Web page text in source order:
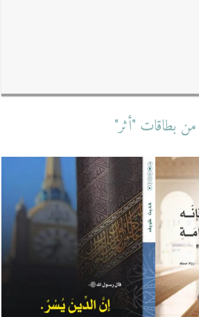
من بطاقات "أثر"